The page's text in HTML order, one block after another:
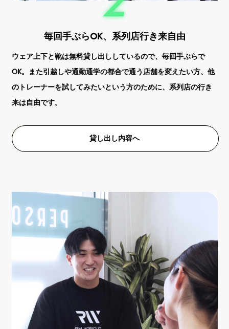
毎回手ぶらOK、系列店行き来自由
ウェア上下と靴は無料貸し出ししているので、毎回手ぶらで
OK。また引越しや通勤通学の都合で通う店舗を変えたい方、他
のトレーナーを試してみたいという方のために、系列店の行き
来は自由です。
貸し出し内容へ